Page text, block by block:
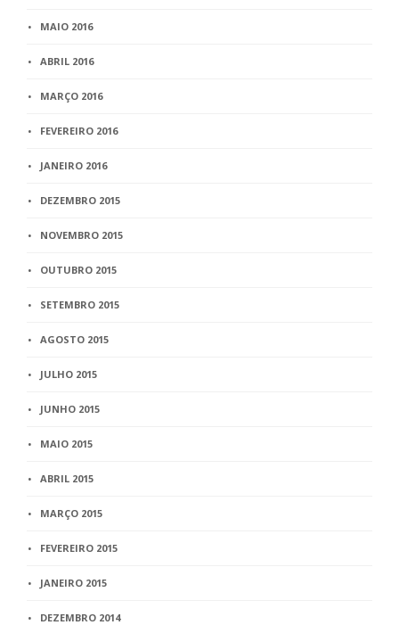
MAIO 2016
ABRIL 2016
MARÇO 2016
FEVEREIRO 2016
JANEIRO 2016
DEZEMBRO 2015
NOVEMBRO 2015
OUTUBRO 2015
SETEMBRO 2015
AGOSTO 2015
JULHO 2015
JUNHO 2015
MAIO 2015
ABRIL 2015
MARÇO 2015
FEVEREIRO 2015
JANEIRO 2015
DEZEMBRO 2014